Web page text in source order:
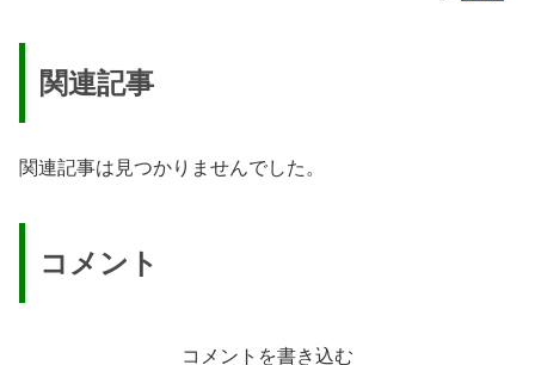
関連記事
関連記事は見つかりませんでした。
コメント
コメントを書き込む